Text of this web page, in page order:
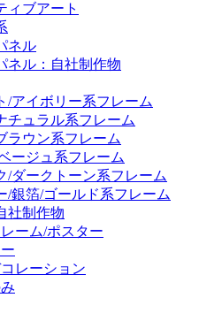
ィブアート
ネル
ネル：自社制作物
/アイボリー系フレーム
チュラル系フレーム
ラウン系フレーム
ージュ系フレーム
/ダークトーン系フレーム
/銀箔/ゴールド系フレーム
社制作物
ーム/ポスター
レーション